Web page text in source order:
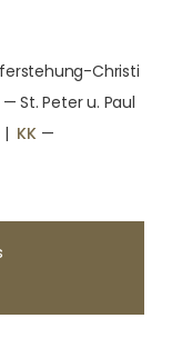
Christi
St. Peter u. Paul
| KK—